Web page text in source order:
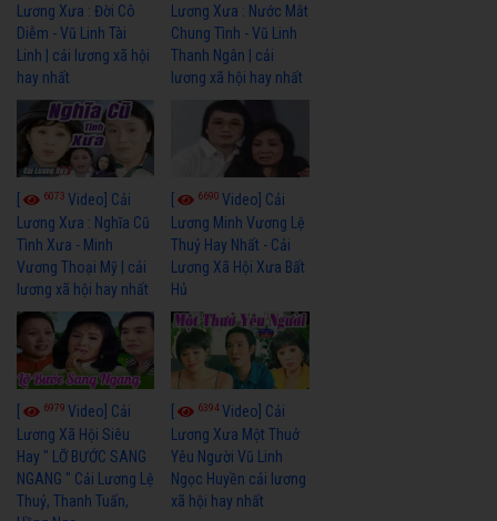
Lương Xưa : Đời Cô
Diễm - Vũ Linh Tài
Linh | cải lương xã hội
hay nhất
Lương Xưa : Nước Mắt
Chung Tình - Vũ Linh
Thanh Ngân | cải
lương xã hội hay nhất
6073 Video] Cải
Lương Xưa : Nghĩa Cũ
Tình Xưa - Minh
Vương Thoại Mỹ | cải
lương xã hội hay nhất
6690Video] Cải
Lương Minh Vương Lệ
Thuỷ Hay Nhất - Cải
Lương Xã Hội Xưa Bất
Hủ
6979 Video] Cải
Lương Xã Hội Siêu
Hay " LỠ BƯỚC SANG
NGANG " Cải Lương Lệ
Thuỷ, Thanh Tuấn,
6394Video] Cải
Lương Xưa Một Thuở
Yêu Người Vũ Linh
Ngọc Huyền cải lương
xã hội hay nhất